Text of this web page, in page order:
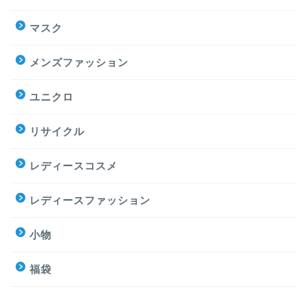
マスク
メンズファッション
ユニクロ
リサイクル
レディースコスメ
レディースファッション
小物
福袋